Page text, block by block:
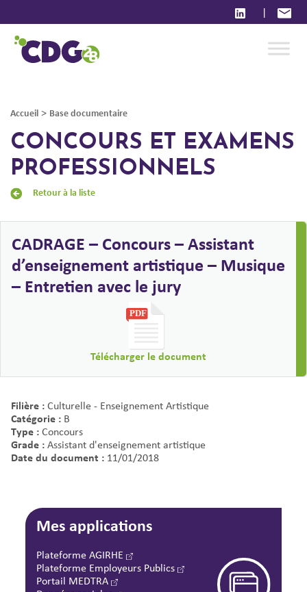
|
Accueil > Base documentaire
CONCOURS ET EXAMENS
PROFESSIONNELS
Retour à la liste
CADRAGE – Concours – Assistant
d’enseignement artistique – Musique
– Entretien avec le jury
Télécharger le document
Filière :Culturelle - Enseignement Artistique
Catégorie : B
Type :Concours
Grade :Assistant d'enseignement artistique
Date du document : 11/01/2018
Mes applications
Plateforme AGIRHE
Plateforme Employeurs Publics
Portail MEDTRA